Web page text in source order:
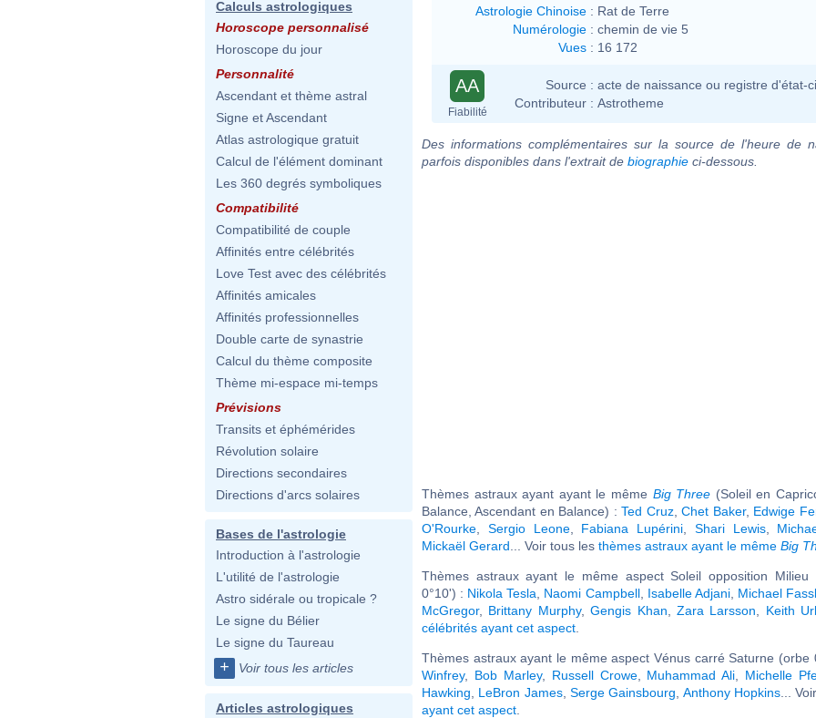
Calculs astrologiques
Horoscope personnalisé
Horoscope du jour
Personnalité
Ascendant et thème astral
Signe et Ascendant
Atlas astrologique gratuit
Calcul de l'élément dominant
Les 360 degrés symboliques
Compatibilité
Compatibilité de couple
Affinités entre célébrités
Love Test avec des célébrités
Affinités amicales
Affinités professionnelles
Double carte de synastrie
Calcul du thème composite
Thème mi-espace mi-temps
Prévisions
Transits et éphémérides
Révolution solaire
Directions secondaires
Directions d'arcs solaires
Bases de l'astrologie
Introduction à l'astrologie
L'utilité de l'astrologie
Astro sidérale ou tropicale ?
Le signe du Bélier
Le signe du Taureau
+ Voir tous les articles
Articles astrologiques
Astrologie Chinoise : Rat de Terre
Numérologie : chemin de vie 5
Vues : 16 172
AA
Fiabilité
Source : acte de naissance ou registre d'état-
Contributeur : Astrotheme
Des informations complémentaires sur la source de l'heure de
parfois disponibles dans l'extrait de biographie ci-dessous.
Thèmes astraux ayant ayant le même Big Three (Soleil en
Balance, Ascendant en Balance) :Ted Cruz,Chet Baker, Edwige
O'Rourke
Sergio Leone, Fabiana Lupérini Shari Lewis,
Mickaël Gerard ... Voir tous les thèmes astraux ayant le même Big
Thèmes astraux ayant le même aspect Soleil opposition Milieu
0°10') : Nikola Tesla Naomi Campbell, Isabelle Adjani, Michael
McGregor, Brittany Murphy,Gengis Khan ,Zara Larsson Keith
célébrités ayant cet aspect
Thèmes astraux ayant le même aspect Vénus carré Saturne (orbe
Winfrey, Bob Marley, Russell Crowe, Muhammad Ali Michelle
Hawking
LeBron James,Serge Gainsbourg Anthony Hopkins ...
ayant cet aspect